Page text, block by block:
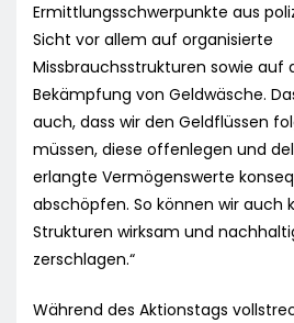
Ermittlungsschwerpunkte aus
Sicht vor allem auf organisierte
Missbrauchsstrukturen sowie auf
Bekämpfung von Geldwäsche.
auch, dass wir den Geldflüssen
müssen, diese offenlegen und
erlangte Vermögenswerte
abschöpfen. So können wir auch
Strukturen wirksam und
zerschlagen.“
Während des Aktionstags